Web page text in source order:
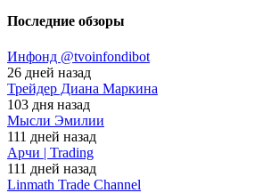
Последние обзоры
Инфонд @tvoinfondibot
26 дней назад
Трейдер Диана Маркина
103 дня назад
Мысли Эмилии
111 дней назад
Арчи | Trading
111 дней назад
Linmath Trade Channel